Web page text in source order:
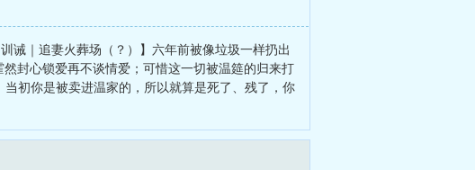
诫｜追妻火葬场（？）】六年前被像垃圾一样扔出
封心锁爱再不谈情爱；可惜这一切被温筵的归来打
初你是被卖进温家的，所以就算是死了、残了，你